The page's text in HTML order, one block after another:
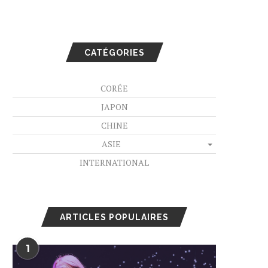
CATÉGORIES
CORÉE
JAPON
CHINE
ASIE
INTERNATIONAL
ARTICLES POPULAIRES
1